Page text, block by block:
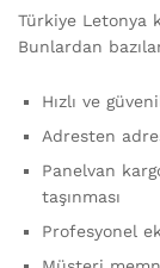
Türkiye Letonya
Bunlardan
Hızlı ve
Adresten
Panelvan
taşınması
Profesyonel